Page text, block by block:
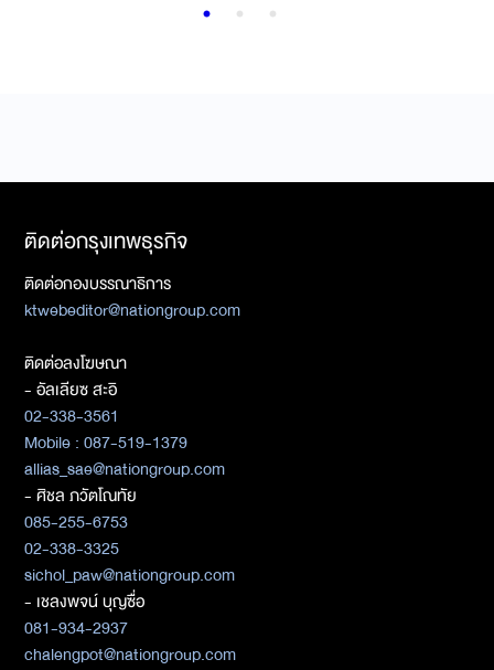
ติดต่อกรุงเทพธุรกิจ
ติดต่อกองบรรณาธิการ
ktwebeditor@nationgroup.com
ติดต่อลงโฆษณา
- อัลเลียซ สะอิ
02-338-3561
Mobile : 087-519-1379
allias_sae@nationgroup.com
- ศิชล ภวัตโณทัย
085-255-6753
02-338-3325
sichol_paw@nationgroup.com
- เชลงพจน์ บุญซื่อ
081-934-2937
chalengpot@nationgroup.com